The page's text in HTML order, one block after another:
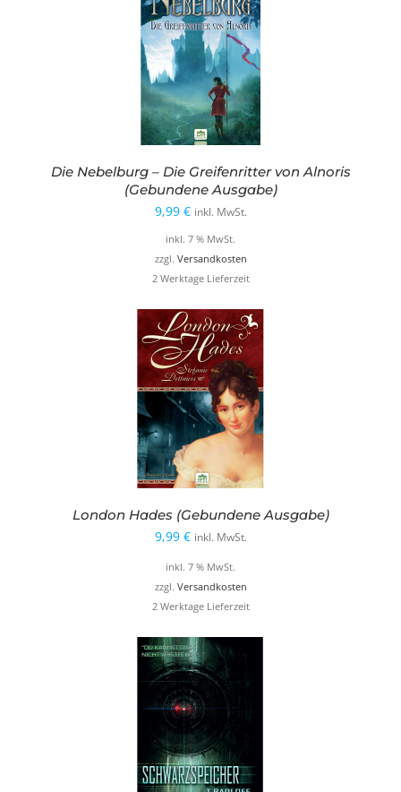
Die Nebelburg – Die Greifenritter von Alnoris
(Gebundene Ausgabe)
9,99 € inkl. MwSt.
inkl. 7 % MwSt.
zzgl. Versandkosten
2 Werktage Lieferzeit
London Hades (Gebundene Ausgabe)
9,99 € inkl. MwSt.
inkl. 7 % MwSt.
zzgl. Versandkosten
2 Werktage Lieferzeit